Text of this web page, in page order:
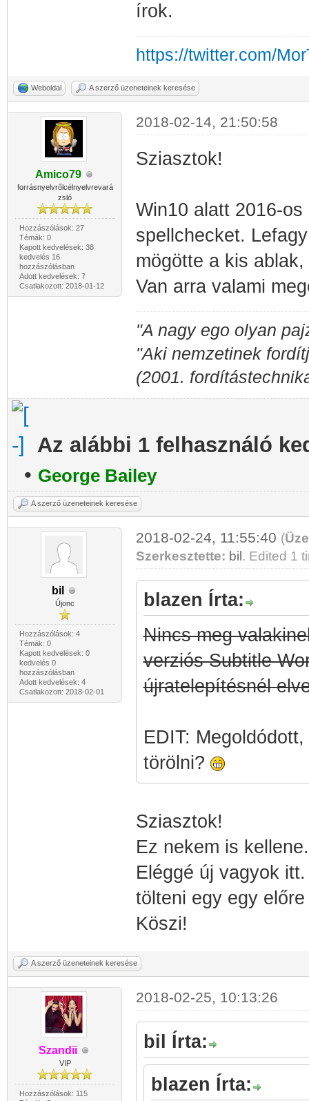
írok.
https://twitter.com/
Weboldal A szerző üzeneteinek keresése
Amico79
forrásnyelvrőlcélnyelvrevará
zsló
Hozzászólások: 27
Témák: 0
Kapott kedvelések: 38
kedvelés 16
hozzászólásban
Adott kedvelések: 7
Csatlakozott: 2018-01-12
2018-02-14, 21:50:58
Sziasztok!
Win10 alatt 2016-
spellchecket.
mögötte a kis
Van arra valami
"A nagy ego olyan
"Aki nemzetinek
(2001.
Az alábbi 1 felhasználó
• George Bailey
A szerző üzeneteinek keresése
bil
Újonc
Hozzászólások: 4
Témák: 0
Kapott kedvelések: 0
kedvelés 0
hozzászólásban
Adott kedvelések: 4
Csatlakozott: 2018-02-01
2018-02-24, 11:55:40 (
Szerkesztette: bil . Edited 1
blazen Írta:
Nincs meg
verziós Subtitle
újratelepítésnél
EDIT:
törölni?
Sziasztok!
Ez nekem is kellene.
Eléggé új vagyok
tölteni egy egy
Köszi!
A szerző üzeneteinek keresése
Szandii
VIP
Hozzászólások: 115
2018-02-25, 10:13:26
bil Írta:
blazen Írta: